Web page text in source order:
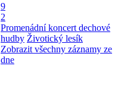
9
2
Promenádní koncert dechové
hudby Životický lesík
Zobrazit všechny záznamy ze
dne